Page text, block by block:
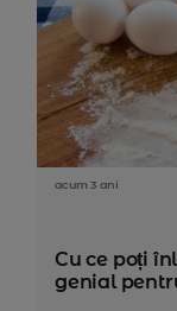
acum 3 ani
Cu ce poți
genial